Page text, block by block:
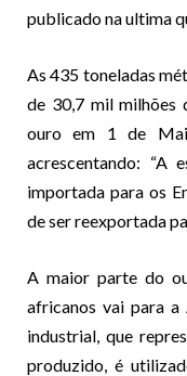
publicado na ultima
As 435 toneladas
de 30,7 mil milhões
ouro em 1 de
acrescentando: “A
importada para os
de ser reexportada
A maior parte do
africanos vai para a
industrial, que
produzido, é